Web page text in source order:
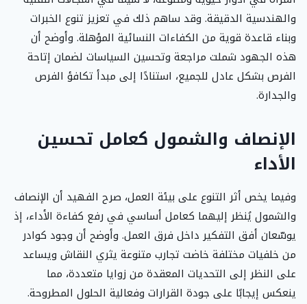
والهندسية الدقيقة. وقد ساهم ذلك في تعزيز تنوع الخبرات
وبناء قاعدة قوية من الكفاءات النسائية المؤهلة. وأوضح أن
هذه الجهود شملت مراجعة وتحسين السياسات لضمان إتاحة
الفرص بشكل عادل للجميع، استنادًا إلى مبدأ تكافؤ الفرص
والجدارة.
الإنصاف والشمول كعامل تحسين
الأداء
وفيما يخص أثر التنوع على بيئة العمل، صرح الفهيد أن الإنصاف
والشمول يُنظر إليهما كعامل أساسي في رفع كفاءة الأداء، إذ
يوسّعان أفق التفكير داخل فرق العمل. وأوضح أن وجود كوادر
من خلفيات مختلفة خاضت تجارب متنوعة يثري النقاش ويساعد
على النظر إلى التحديات المعقدة من زوايا متعددة، مما
ينعكس إيجابًا على جودة القرارات وفعالية الحلول المطروحة.